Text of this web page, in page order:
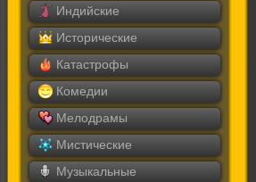
Индийские
Исторические
Катастрофы
Комедии
Мелодрамы
Мистические
Музыкальные